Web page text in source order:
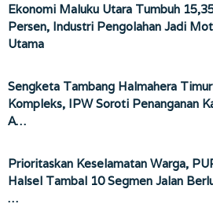
Ekonomi Maluku Utara Tumbuh
Persen, Industri Pengolahan Jadi
Utama
Sengketa Tambang Halmahera
Kompleks, IPW Soroti Penanganan
A…
Prioritaskan Keselamatan Warga,
Halsel Tambal 10 Segmen Jalan
…